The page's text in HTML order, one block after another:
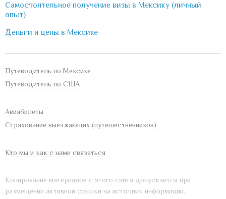
Самостоятельное получение визы в Мексику (личный
опыт)
Деньги и цены в Мексике
Путеводитель по Мексике
Путеводитель по США
Авиабилеты
Страхование выезжающих (путешественников)
Кто мы и как с нами связаться
Копирование материалов с этого сайта допускается при
размещении активной ссылки на источник информации.